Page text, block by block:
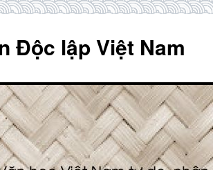
Độc lập Việt Nam